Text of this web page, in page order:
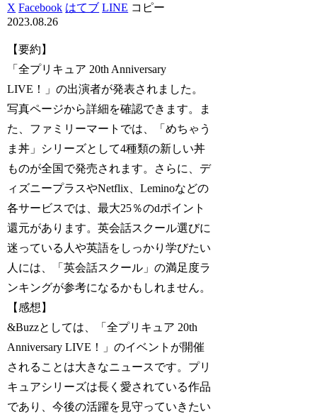
X Facebook はてブ LINE コピー
2023.08.26
【要約】
「全プリキュア 20th Anniversary
LIVE！」の出演者が発表されました。
写真ページから詳細を確認できます。ま
た、ファミリーマートでは、「めちゃう
ま丼」シリーズとして4種類の新しい丼
ものが全国で発売されます。さらに、デ
ィズニープラスやNetflix、Leminoなどの
各サービスでは、最大25％のdポイント
還元があります。英会話スクール選びに
迷っている人や英語をしっかり学びたい
人には、「英会話スクール」の満足度ラ
ンキングが参考になるかもしれません。
【感想】
&Buzzとしては、「全プリキュア 20th
Anniversary LIVE！」のイベントが開催
されることは大きなニュースです。プリ
キュアシリーズは長く愛されている作品
であり、今後の活躍を見守っていきたい